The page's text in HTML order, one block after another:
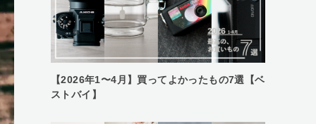
【2026年1〜4月】買ってよかったもの7選【ベ
ストバイ】